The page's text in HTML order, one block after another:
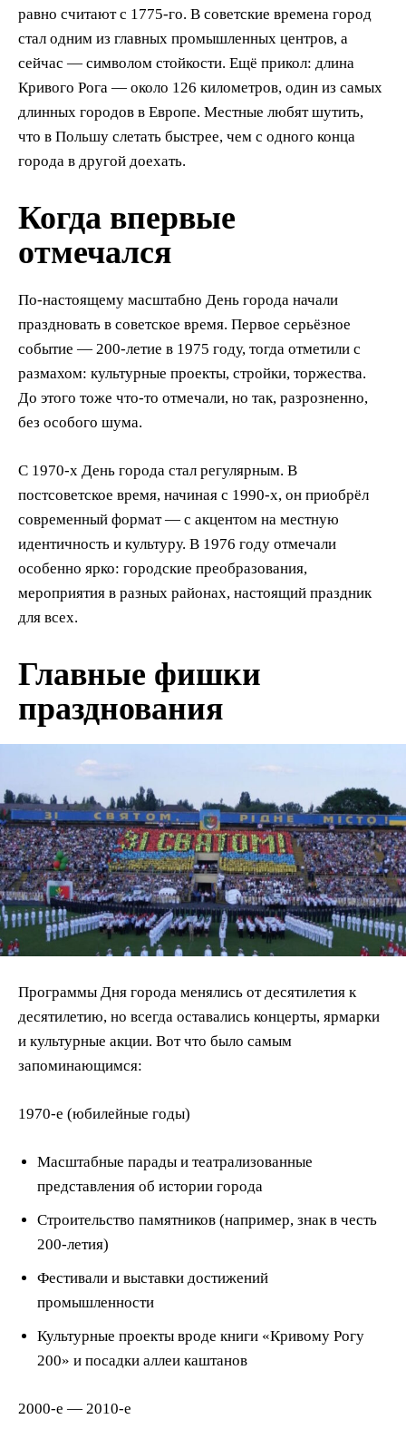
равно считают с 1775-го. В советские времена город
стал одним из главных промышленных центров, а
сейчас — символом стойкости. Ещё прикол: длина
Кривого Рога — около 126 километров, один из самых
длинных городов в Европе. Местные любят шутить,
что в Польшу слетать быстрее, чем с одного конца
города в другой доехать.
Когда впервые
отмечался
По-настоящему масштабно День города начали
праздновать в советское время. Первое серьёзное
событие — 200-летие в 1975 году, тогда отметили с
размахом: культурные проекты, стройки, торжества.
До этого тоже что-то отмечали, но так, разрозненно,
без особого шума.
С 1970-х День города стал регулярным. В
постсоветское время, начиная с 1990-х, он приобрёл
современный формат — с акцентом на местную
идентичность и культуру. В 1976 году отмечали
особенно ярко: городские преобразования,
мероприятия в разных районах, настоящий праздник
для всех.
Главные фишки
празднования
Программы Дня города менялись от десятилетия к
десятилетию, но всегда оставались концерты, ярмарки
и культурные акции. Вот что было самым
запоминающимся:
1970-е (юбилейные годы)
Масштабные парады и театрализованные
представления об истории города
Строительство памятников (например, знак в честь
200-летия)
Фестивали и выставки достижений
промышленности
Культурные проекты вроде книги «Кривому Рогу
200» и посадки аллеи каштанов
2000-е — 2010-е